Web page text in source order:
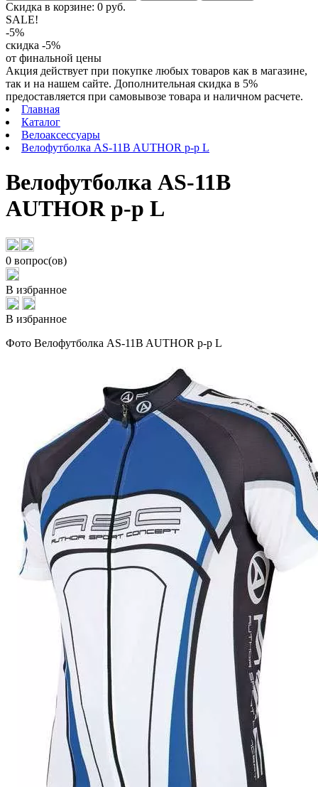
Скидка в корзине: 0 руб.
SALE!
-5%
скидка -5%
от финальной цены
Акция действует при покупке любых товаров как в магазине,
так и на нашем сайте. Дополнительная скидка в 5%
предоставляется при самовывозе товара и наличном расчете.
Главная
Каталог
Велоаксессуары
Велофутболка AS-11B AUTHOR р-р L
Велофутболка AS-11B
AUTHOR р-р L
0 вопрос(ов)
В избранное
В избранное
Фото Велофутболка AS-11B AUTHOR р-р L